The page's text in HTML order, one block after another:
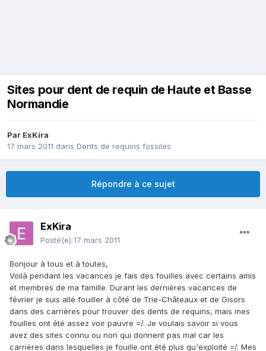
Sites pour dent de requin de Haute et Basse
Normandie
Par ExKira
17 mars 2011 dans Dents de requins fossiles
Répondre à ce sujet
ExKira
Posté(e) 17 mars 2011
Bonjour à tous et à toutes,
Voilà pendant les vacances je fais des fouilles avec certains amis
et membres de ma famille. Durant les dernières vacances de
février je suis allé fouiller à côté de Trie-Châteaux et de Gisors
dans des carrières pour trouver des dents de requins, mais mes
fouilles ont été assez voir pauvre =/. Je voulais savoir si vous
avez des sites connu ou non qui donnent pas mal car les
carrières dans lesquelles je fouille ont été plus qu'exploité =/. Mes